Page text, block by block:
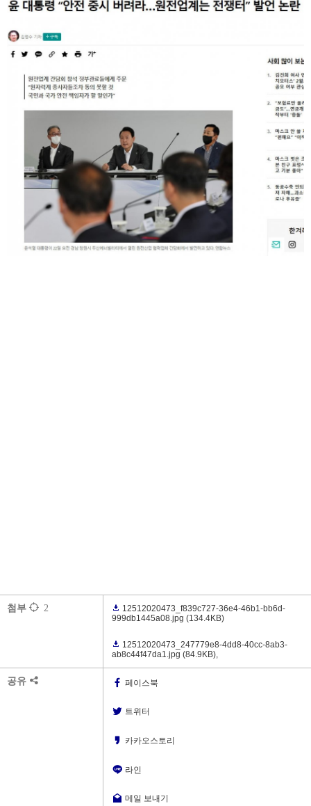
첨부 2
12512020473_f839c727-36e4-46b1-bb6d-
999db1445a08.jpg (134.4KB)
12512020473_247779e8-4dd8-40cc-8ab3-
ab8c44f47da1.jpg (84.9KB),
공유 페이스북
트위터
카카오스토리
라인
메일 보내기